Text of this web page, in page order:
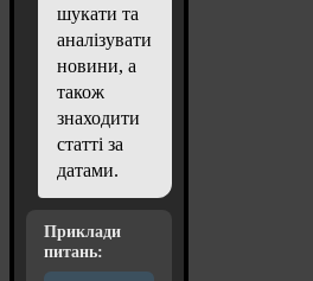
шукати та
аналізувати
новини, а
також
знаходити
статті за
датами.
Приклади
питань: